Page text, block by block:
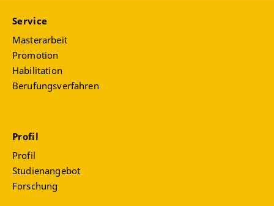
Service
Masterarbeit
Promotion
Habilitation
Berufungsverfahren
Profil
Profil
Studienangebot
Forschung